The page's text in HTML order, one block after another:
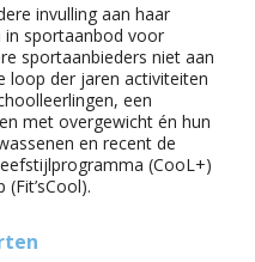
invulling aan haar
in sportaanbod voor
sportaanbieders niet aan
loop der jaren activiteiten
een
met overgewicht én hun
en recent de
(CooL+)